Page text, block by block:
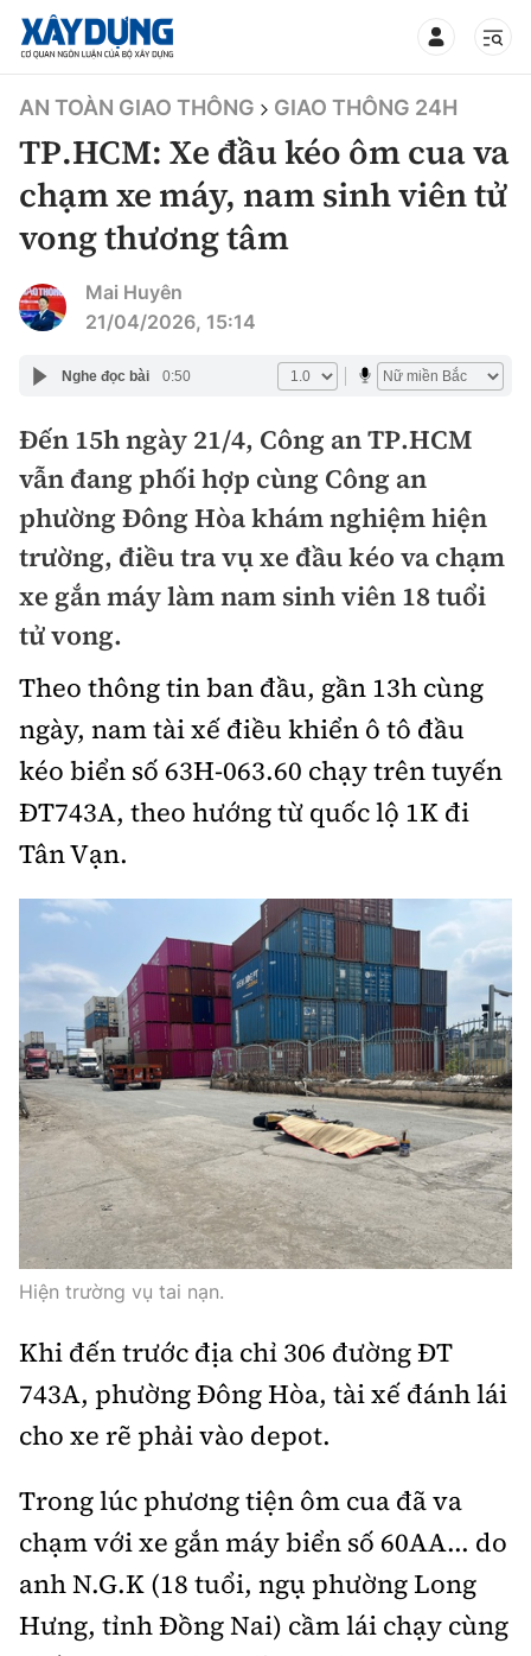
TIN BỘ XÂY DỰNG
CHUYÊN MỤC
Mới nhất
Thời sự
Chính trị
Xã hội
Chuyện dọc đường
Cải chính
Xây dựng
Chỉ đạo điều hành
Quy hoạch kiến trúc
Vật liệu xây dựng
Giám định chất lượng
Quản lý đô thị
Giao thông
Quản lý
Đường bộ
Hàng không
Đường sắt
Đăng kiểm
Đường sắt tốc độ cao
Đường thủy
Hàng hải
Đường sắt đô thị
Nhà thầu
Mời thầu - Đấu thầu
Thi viết về GTVT
Kinh tế
Thị trường
Tài chính
Chứng khoán
Bảo hiểm
Pháp luật
Thanh tra
An ninh hình sự
Điều tra
An toàn giao thông
Giao thông 24h
ATGT địa phương
Văn hóa giao thông
Lái xe an toàn
Chung tay vì ATGT
Gương sáng giao thông
Chất lượng sống
Giáo dục
Y tế
Đời sống
Lao động - Công đoàn
Văn hóa - Giải Trí
Văn hóa
Showbiz
Điện ảnh
Âm nhạc
Bóng đá
Bình luận
Hậu trường sao
360 độ thể thao
Công nghệ
Công nghệ mới
Sản phẩm mới
Tư vấn
Thế giới
Thời sự Quốc tế
Hồ sơ tài liệu
Thế giới giao thông
Thế giới xây dựng
Đi ++
Du lịch
Khám phá
Ẩm thực
Video
Thời sự
Camera giao thông
Câu chuyện giao thông
Giải trí - Thể thao
Cơ quan chủ quản: Bộ Xây dựng
Tòa soạn: Số 2 Nguyễn Công Hoan, phường Giảng Võ,
Hà Nội.
Nguyễn Thị Hồng Nga
Phó Tổng biên tập:Nguyễn Sơn Tùng,
AN TOÀN GIAO THÔNG GIAO THÔNG 24H
TP.HCM: Xe đầu kéo ôm cua va
chạm xe máy, nam sinh viên tử
vong thương tâm
Mai Huyên
21/04/2026, 15:14
Nghe đọc bài 0:50
Đến 15h ngày 21/4, Công an TP.HCM
vẫn đang phối hợp cùng Công an
phường Đông Hòa khám nghiệm hiện
trường, điều tra vụ xe đầu kéo va chạm
xe gắn máy làm nam sinh viên 18 tuổi
tử vong.
Theo thông tin ban đầu, gần 13h cùng
ngày, nam tài xế điều khiển ô tô đầu
kéo biển số 63H-063.60 chạy trên tuyến
ĐT743A, theo hướng từ quốc lộ 1K đi
Tân Vạn.
Hiện trường vụ tai nạn.
Khi đến trước địa chỉ 306 đường ĐT
743A, phường Đông Hòa, tài xế đánh lái
cho xe rẽ phải vào depot.
Trong lúc phương tiện ôm cua đã va
chạm với xe gắn máy biển số 60AA... do
anh N.G.K (18 tuổi, ngụ phường Long
Hưng, tỉnh Đồng Nai) cầm lái chạy cùng